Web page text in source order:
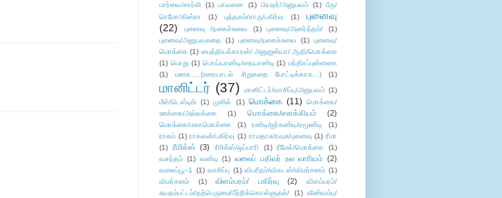
பார்வை/சார்லி
(1) பாவனை (1) பிரஷர்/அனுபவம் (1) பீரு/
ரெமோ/கிஸ்ரா
(1) புத்தகம்/சாரு/பகிர்வு (1)
புனைவு
(22)
புனைவு /நகைச்சுவை (1) புனைவு/அனர்த்தம்/
(1)
புனைவு/அனுபவகதை (1) புனைவு/நகைச்சுவை (1) புனைவு/
மொக்கை (1) பைத்தியக்காரன்/ அனுஜன்யா/ ஆதி/மொக்கை
(1) பொது (1) பொய்யாண்டி/நையாண்டி (1) மந்திரப்புன்னகை
(1)
மனசு.....(உரையாடல் சிறுகதை போட்டிக்காக...) (1)
மானிட்டர் (37) மானிட்டர்/வாசிப்பு/அனுபவம் (1)
மீள்/டெஸ்டிங் (1) முகில் (1) மொக்கை (11) மொக்கை/
ஊக்கை/அல்லக்கை
(1) மொக்கை/எளக்கியம் (2)
மொக்கை/மகாமொக்கை (1) ரண்டி/ஜர்கண்டி/ஏமூண்டி
(1)
ராகம் (1) ராகவன்/பகிர்வு (1) ராமதாசு/ரவுசு/புனைவு (1) ரீமா
(1)
ரீமிக்ஸ் (3) ரீமிக்ஸ்/ஒப்பாரி (1) ரீமேக்/மொக்கை
(1)
வசந்தம் (1) வண்டி (1) வலைப் பதிவர் நல வாரியம் (2)
வலைப்பூ--1 (1) வாசிப்பு (1) விபரீதம்/விகடன்/விமர்சனம் (1)
விமர்சனம்
(1) விளம்பரம்/ பகிர்வு (2)
விளம்பரம்/
சுயதம்பட்டம்/தற்பெருமை/பீற்றிக்கொள்ளுதல்/
(1) வீண்வம்பு/